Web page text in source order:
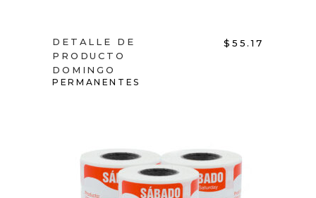
DETALLE DE
PRODUCTO
DOMINGO
$ 55.17
PERMANENTES